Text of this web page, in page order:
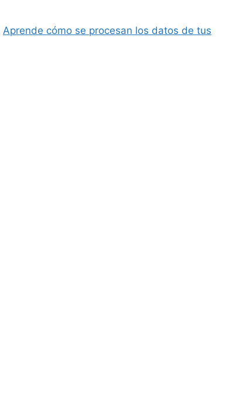
Aprende cómo se procesan los datos de tus